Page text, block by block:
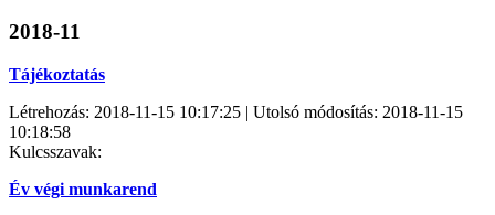
2018-11
Tájékoztatás
Létrehozás: 2018-11-15 10:17:25 | Utolsó módosítás: 2018-11-15
10:18:58
Kulcsszavak:
Év végi munkarend